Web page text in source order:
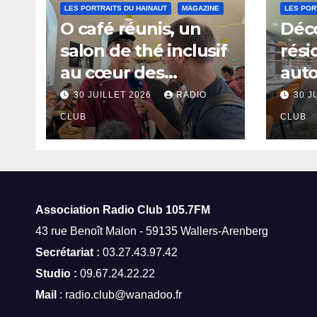
LES PORTRAITS DU HAINAUT MAGAZINE
O café réunis, un
salon de thé inclusif
au cœur des
thermes de Saint-
Amand-les-Eaux
30 JUILLET 2026 RADIO
CLUB
LES
à 30
CLUB
Association Radio Club 105.7FM
43 rue Benoît Malon - 59135 Wallers-Arenberg
Secrétariat : 03.27.43.97.42
Studio : 09.67.24.22.22
Mail : radio.club@wanadoo.fr